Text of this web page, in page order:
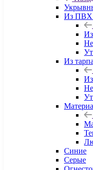
Из ПВХ
Из
Синие
Серые